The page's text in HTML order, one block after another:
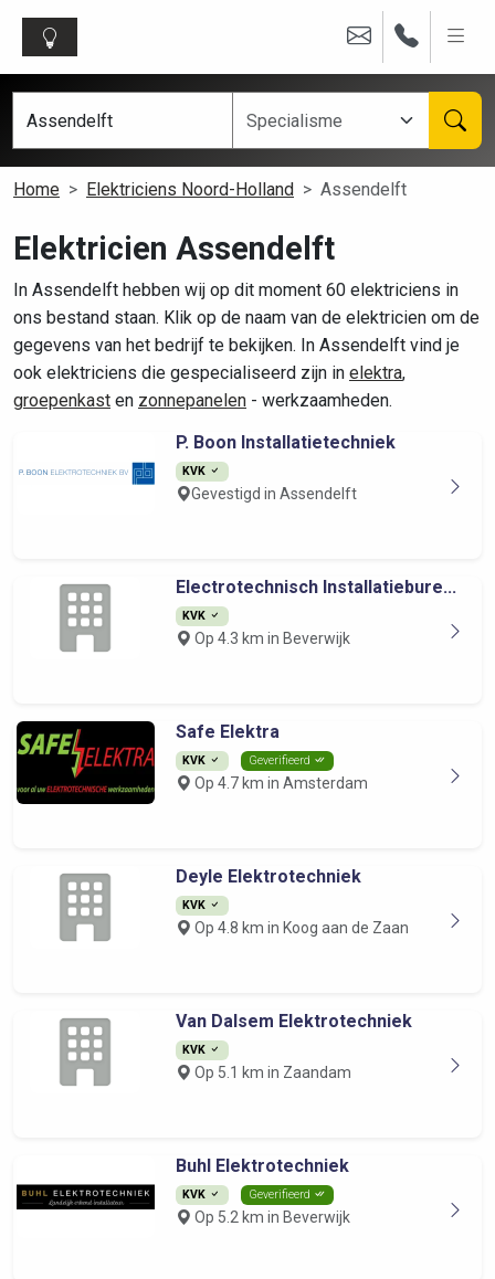
Home Elektriciens Noord-Holland Assendelft
Elektricien Assendelft
In Assendelft hebben wij op dit moment 60 elektriciens in
ons bestand staan. Klik op de naam van de elektricien om de
gegevens van het bedrijf te bekijken. In Assendelft vind je
ook elektriciens die gespecialiseerd zijn in elektra,
groepenkast en zonnepanelen - werkzaamheden.
P. Boon Installatietechniek
KVK
Gevestigd in Assendelft
Electrotechnisch Installatiebure...
KVK
Op 4.3 km in Beverwijk
Safe Elektra
KVK Geverifieerd
Op 4.7 km in Amsterdam
Deyle Elektrotechniek
KVK
Op 4.8 km in Koog aan de Zaan
Van Dalsem Elektrotechniek
KVK
Op 5.1 km in Zaandam
Buhl Elektrotechniek
KVK Geverifieerd
Op 5.2 km in Beverwijk